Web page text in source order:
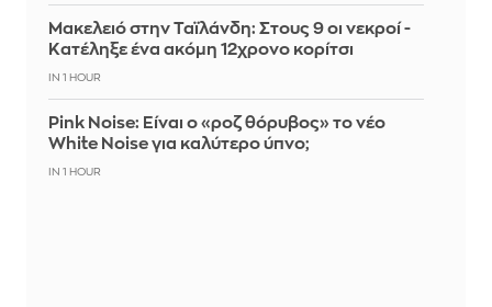
Μακελειό στην Ταϊλάνδη: Στους 9 οι νεκροί -
Κατέληξε ένα ακόμη 12χρονο κορίτσι
IN 1 HOUR
Pink Noise: Είναι ο «ροζ θόρυβος» το νέο
White Noise για καλύτερο ύπνο;
IN 1 HOUR